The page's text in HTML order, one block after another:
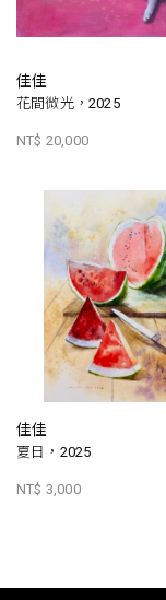
佳佳
花間微光，2025
NT$ 20,000
佳佳
夏日，2025
NT$ 3,000